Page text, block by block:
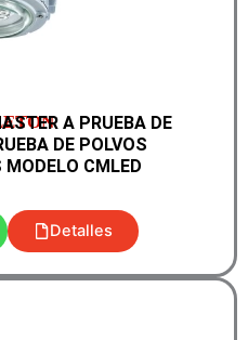
A PRUEBA DE
DE POLVOS
CMLED
Detalles